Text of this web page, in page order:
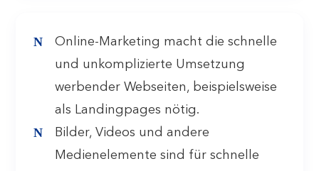
Online-Marketing macht die schnelle
und unkomplizierte Umsetzung
werbender Webseiten, beispielsweise
als Landingpages nötig.
Bilder, Videos und andere
Medienelemente sind für schnelle